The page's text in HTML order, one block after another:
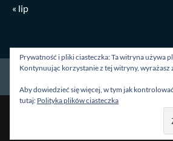
« lip
Strona główna O mnie
Prywatność i pliki ciasteczka: Ta witryna używa
Kontynuując korzystanie z tej witryny, wyrażasz
Aby dowiedzieć się więcej, w tym jak
tutaj: Polityka plików ciasteczka